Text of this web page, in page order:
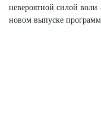
невероятной силой
новом выпуске